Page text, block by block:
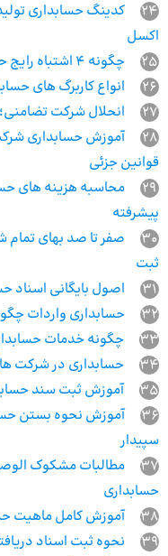
24
کدینگ حسابداری
اکسل
25
چگونه 4 اشتباه رایج حسابداری را اصلاح کنیم؟
26
انواع کاربرگ های
27
انحلال شرکت
28
آموزش حسابداری
قوانین جزئی
29
محاسبه هزینه های
پیشرفته
30
صفر تا صد بهای
ثبت
31
اصول بایگانی اسناد
32
حسابداری واردات
33
چگونه خدمات
34
حسابداری در شرکت
35
آموزش ثبت سند
36
آموزش نحوه بستن
سپیدار
37
مطالبات مشکوک
حسابداری
38
آموزش کامل ماهیت
39
نحوه ثبت‌ اسناد